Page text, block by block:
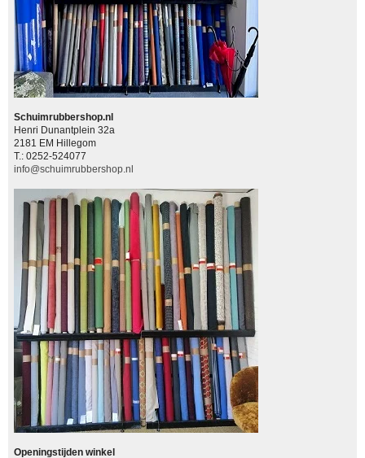
Schuimrubbershop.nl
Henri Dunantplein 32a
2181 EM Hillegom
T.: 0252-524077
info@schuimrubbershop.nl
Openingstijden winkel